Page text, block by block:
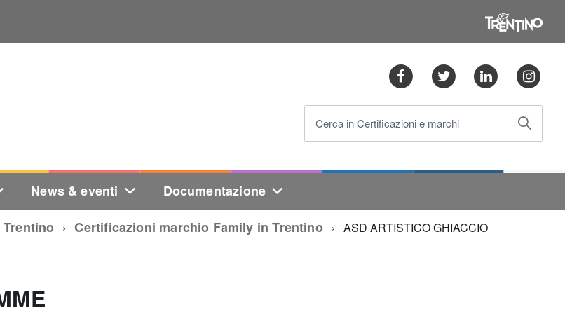
Facebook Twitter Linkedin
Cerca in Certificazioni e marchi
News & eventi
Documentazione
Certificazioni marchio Family in Trentino ASD ARTISTICO GHIACCIO